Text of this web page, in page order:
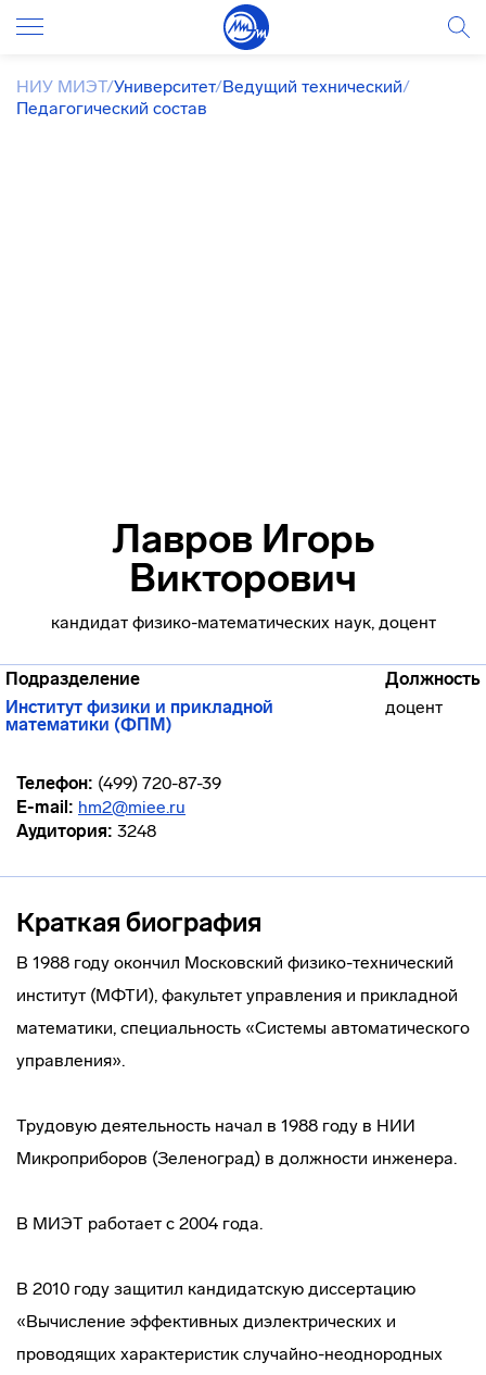
НИУ МИЭТ/Университет/Ведущий технический/
Педагогический состав
Лавров Игорь
Викторович
кандидат физико-математических наук, доцент
Подразделение
Должность
Институт физики и прикладной
математики (ФПМ)
доцент
Телефон: (499) 720-87-39
E-mail: hm2@miee.ru
Аудитория: 3248
Краткая биография
В 1988 году окончил Московский физико-технический
институт (МФТИ), факультет управления и прикладной
математики, специальность «Системы автоматического
управления».
Трудовую деятельность начал в 1988 году в НИИ
Микроприборов (Зеленоград) в должности инженера.
В МИЭТ работает с 2004 года.
В 2010 году защитил кандидатскую диссертацию
«Вычисление эффективных диэлектрических и
проводящих характеристик случайно-неоднородных